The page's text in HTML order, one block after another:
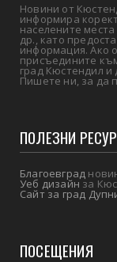
Новини от
информира
населените
др., като
информация. Ако
присъедините
град Кюстендил и
Пишете ни, за да
ПОЛЕЗНИ
Благоевград
Уеб дизайнза
Сайт за град
ПОСЕЩЕНИЯ